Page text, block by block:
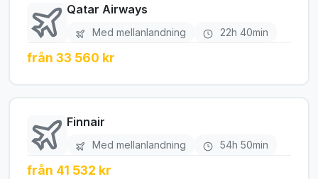
Qatar Airways
Med mellanlandning 22h 40min
från 33 560 kr
Finnair
Med mellanlandning 54h 50min
från 41 532 kr